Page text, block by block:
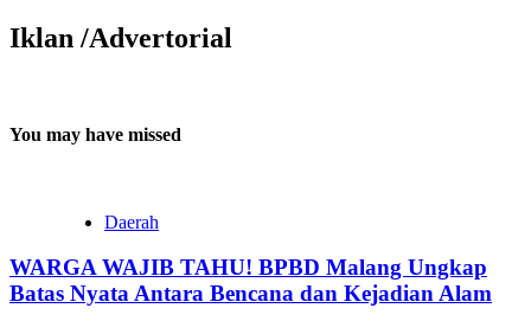
Iklan /Advertorial
You may have missed
Daerah
WARGA WAJIB TAHU! BPBD Malang Ungkap
Batas Nyata Antara Bencana dan Kejadian Alam